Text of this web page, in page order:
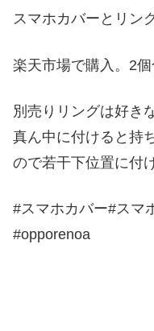
スマホカバーとリン
楽天市場で購入。2個
別売りリングは好き
真ん中に付けると持
ので若干下位置に付
#スマホカバー#スマ
#opporenoa